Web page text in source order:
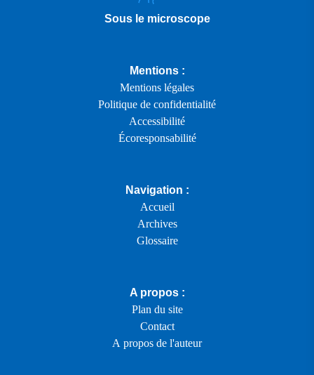
Sous le microscope
Navigation :
Accueil
Archives
Glossaire
A propos :
Plan du site
Contact
A propos de l'auteur
Mentions :
Mentions légales
Politique de confidentialité
Accessibilité
Écoresponsabilité